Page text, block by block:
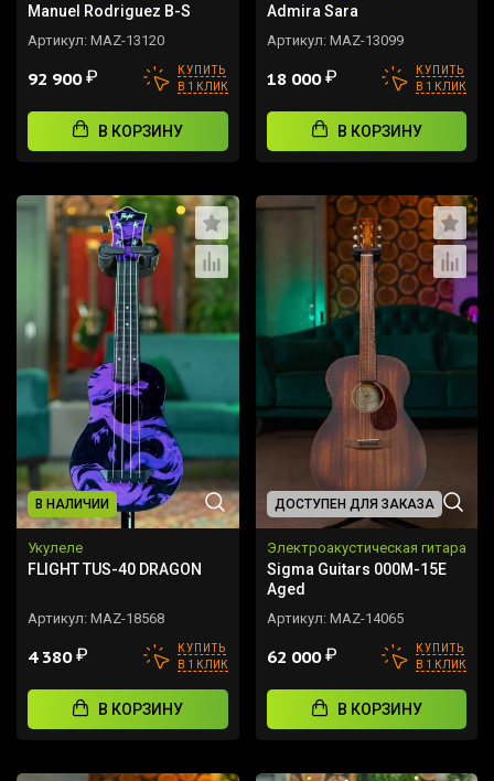
Manuel Rodriguez B-S
Артикул: MAZ-13120
92 900₽
КУПИТЬ
В 1 КЛИК
В КОРЗИНУ
Admira Sara
Артикул: MAZ-13099
18 000₽
КУПИТЬ
В 1 КЛИК
В КОРЗИНУ
В НАЛИЧИИ
Укулеле
FLIGHT TUS-40 DRAGON
Артикул: MAZ-18568
4 380₽
КУПИТЬ
В 1 КЛИК
В КОРЗИНУ
ДОСТУПЕН ДЛЯ ЗАКАЗА
Электроакустическая гитара
Sigma Guitars 000M-15E
Aged
Артикул: MAZ-14065
62 000₽
КУПИТЬ
В 1 КЛИК
В КОРЗИНУ